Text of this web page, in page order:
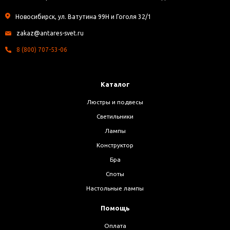
Новосибирск, ул. Ватутина 99Н и Гоголя 32/1
zakaz@antares-svet.ru
8 (800) 707-53-06
Каталог
Люстры и подвесы
Светильники
Лампы
Конструктор
Бра
Споты
Настольные лампы
Помощь
Оплата